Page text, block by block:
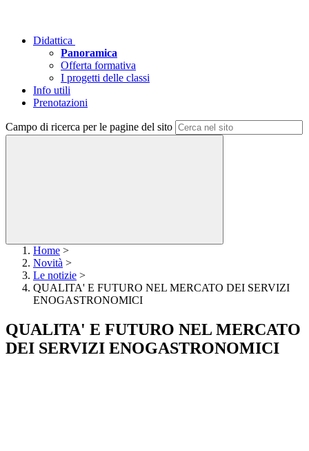
Didattica
Panoramica
Offerta formativa
I progetti delle classi
Info utili
Prenotazioni
Campo di ricerca per le pagine del sito
Home >
Novità >
Le notizie >
QUALITA' E FUTURO NEL MERCATO DEI SERVIZI
ENOGASTRONOMICI
QUALITA' E FUTURO NEL MERCATO
DEI SERVIZI ENOGASTRONOMICI